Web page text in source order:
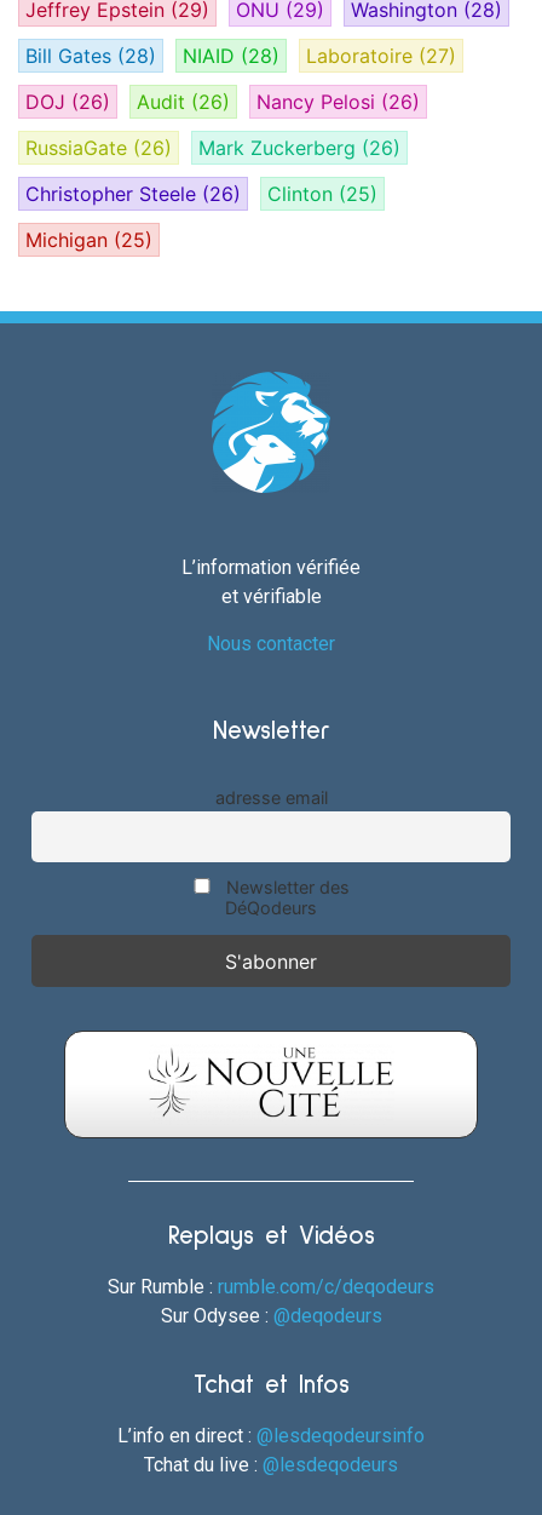
Jeffrey Epstein (29) ONU (29) Washington (28)
Bill Gates (28) NIAID (28) Laboratoire (27)
DOJ (26) Audit (26) Nancy Pelosi (26)
RussiaGate (26) Mark Zuckerberg (26)
Christopher Steele (26) Clinton (25)
Michigan (25)
L’information vérifiée
et vérifiable
Nous contacter
Newsletter
adresse email
Newsletter des
DéQodeurs
Replays et Vidéos
Sur Rumble : rumble.com/c/deqodeurs
Sur Odysee : @deqodeurs
Tchat et Infos
L’info en direct : @lesdeqodeursinfo
Tchat du live : @lesdeqodeurs